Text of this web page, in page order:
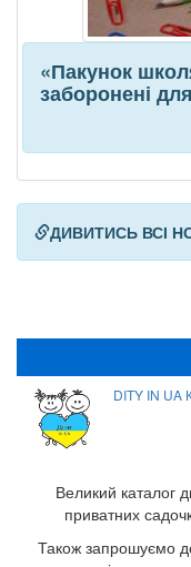
«Пакунок
заборонені
ДИВИТИСЬ ВСІ
DITY IN
Великий каталог
приватних
Також запрошуємо